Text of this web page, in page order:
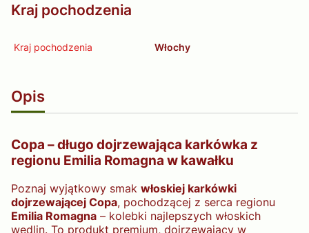
Kraj pochodzenia
Kraj pochodzenia Włochy
Opis
Copa – długo dojrzewająca karkówka z
regionu Emilia Romagna w kawałku
Poznaj wyjątkowy smak włoskiej karkówki
dojrzewającej Copa, pochodzącej z serca regionu
Emilia Romagna – kolebki najlepszych włoskich
wędlin. To produkt premium, dojrzewający w